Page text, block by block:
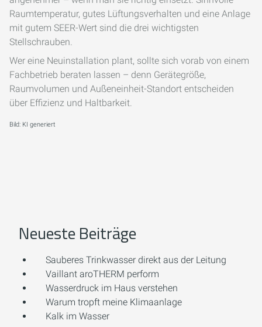
Raumtemperatur, gutes Lüftungsverhalten und eine Anlage
mit gutem SEER-Wert sind die drei wichtigsten
Stellschrauben.
Wer eine Neuinstallation plant, sollte sich vorab von einem
Fachbetrieb beraten lassen – denn Gerätegröße,
Raumvolumen und Außeneinheit-Standort entscheiden
über Effizienz und Haltbarkeit.
Bild: KI generiert
Neueste Beiträge
Sauberes Trinkwasser direkt aus der Leitung
Vaillant aroTHERM perform
Wasserdruck im Haus verstehen
Warum tropft meine Klimaanlage
Kalk im Wasser